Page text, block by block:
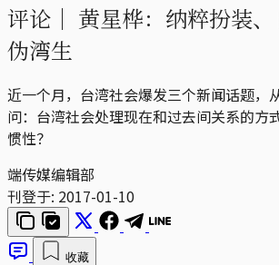
评论｜ 黄星桦：纳粹扮装
伪湾生
近一个月，台湾社会爆发三个新闻话题，
问：台湾社会处理现在和过去间关系的方
惯性？
端传媒编辑部
刊登于: 2017-01-10
收藏